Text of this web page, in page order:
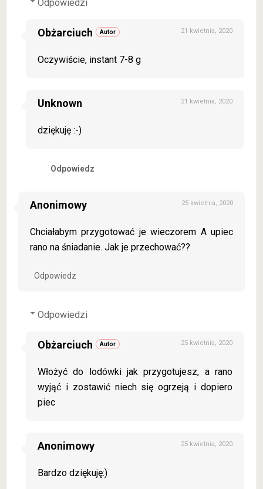
Odpowiedzi
Obżarciuch 21 kwietnia, 2020
Oczywiście, instant 7-8 g
Unknown 21 kwietnia, 2020
dziękuję :-)
Odpowiedz
Anonimowy 25 kwietnia, 2020
Chciałabym przygotować je wieczorem A upiec
rano na śniadanie. Jak je przechować??
Odpowiedz
Odpowiedzi
Obżarciuch 25 kwietnia, 2020
Włożyć do lodówki jak przygotujesz, a rano
wyjąć i zostawić niech się ogrzeją i dopiero
piec
Anonimowy 25 kwietnia, 2020
Bardzo dziękuję:)